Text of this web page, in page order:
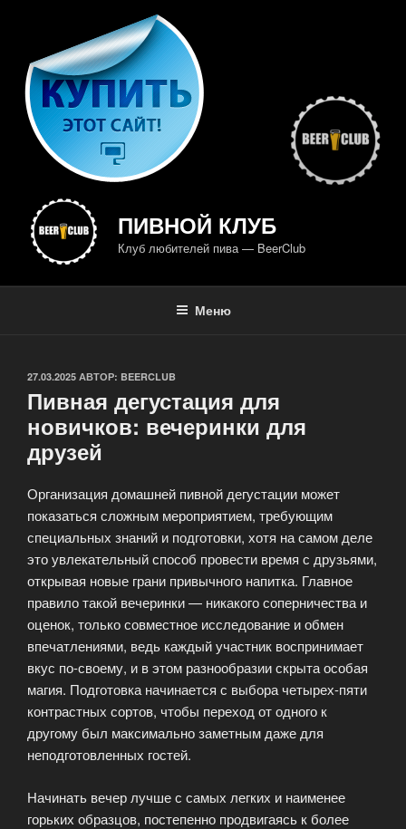
содержимому
ПИВНОЙ КЛУБ
Клуб любителей пива — BeerClub
Меню
ОПУБЛИКОВАНО
27.03.2025 АВТОР: BEERCLUB
Пивная дегустация для
новичков: вечеринки для
друзей
Организация домашней пивной дегустации может
показаться сложным мероприятием, требующим
специальных знаний и подготовки, хотя на самом деле
это увлекательный способ провести время с друзьями,
открывая новые грани привычного напитка. Главное
правило такой вечеринки — никакого соперничества и
оценок, только совместное исследование и обмен
впечатлениями, ведь каждый участник воспринимает
вкус по-своему, и в этом разнообразии скрыта особая
магия. Подготовка начинается с выбора четырех-пяти
контрастных сортов, чтобы переход от одного к
другому был максимально заметным даже для
неподготовленных гостей.
Начинать вечер лучше с самых легких и наименее
горьких образцов, постепенно продвигаясь к более